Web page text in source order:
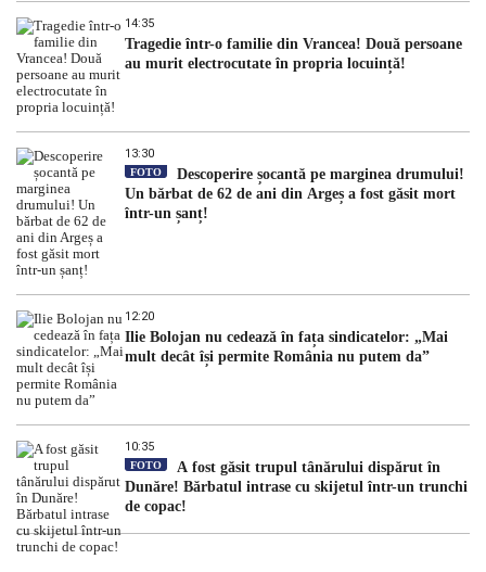
14:35
Tragedie într-o familie din Vrancea! Două persoane
au murit electrocutate în propria locuință!
13:30
FOTO
Descoperire șocantă pe marginea drumului!
Un bărbat de 62 de ani din Argeș a fost găsit mort
într-un șanț!
12:20
Ilie Bolojan nu cedează în fața sindicatelor: „Mai
mult decât își permite România nu putem da”
10:35
FOTO
A fost găsit trupul tânărului dispărut în
Dunăre! Bărbatul intrase cu skijetul într-un trunchi
de copac!